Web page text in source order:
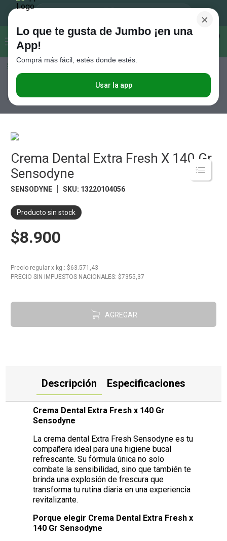
Buscar...
Seleccioná el método de entrega
×
Lo que te gusta de Jumbo ¡en una
App!
Comprá más fácil, estés donde estés.
Usar la app
Pastas Dentales
Fresh X 140 Gr Sensodyne
Crema Dental Extra Fresh X 140 Gr
Sensodyne
SENSODYNE SKU: 13220104056
Producto sin stock
$8.900
Precio regular x kg. : $63.571,43
PRECIO SIN IMPUESTOS NACIONALES: $7355,37
AGREGAR
Descripción Especificaciones
Crema Dental Extra Fresh x 140 Gr
Sensodyne
La crema dental Extra Fresh Sensodyne es tu
compañera ideal para una higiene bucal
refrescante. Su fórmula única no solo
combate la sensibilidad, sino que también te
brinda una explosión de frescura que
transforma tu rutina diaria en una experiencia
revitalizante.
Porque elegir Crema Dental Extra Fresh x
140 Gr Sensodyne
Términos más buscados
.
Valijas
Cerveza
Galletitas
Yerba
Fideos
. Carne